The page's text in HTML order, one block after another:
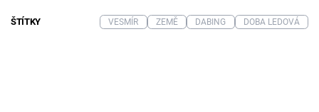
ŠTÍTKY VESMÍR ZEMĚ DABING DOBA LEDOVÁ